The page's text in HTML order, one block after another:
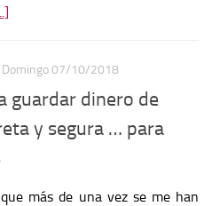
Domingo 07/10/2018
guardar dinero de
y segura … para
más de una vez se me han